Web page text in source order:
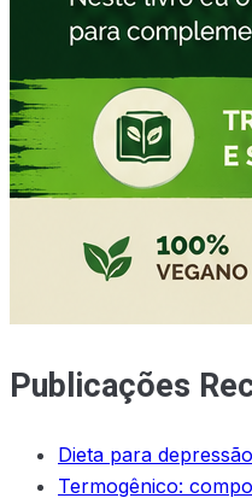
Publicações
Dieta para
Termogênico: